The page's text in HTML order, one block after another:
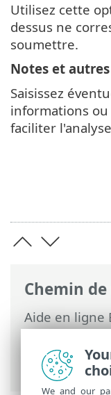
Chemin
Aide en ligne
Utilisation
Soumettre
> Site suspect
Utilisez cette
dessus ne
soumettre.
Notes et
Saisissez
informations
faciliter
We and our